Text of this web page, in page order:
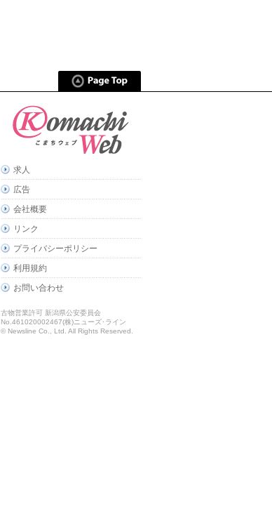
求人
広告
会社概要
リンク
プライバシーポリシー
利用規約
お問い合わせ
古物営業許可 新潟県公安委員会
No.461020002467(株)ニューズ･ライン
© Newsline Co., Ltd. All Rights Reserved.